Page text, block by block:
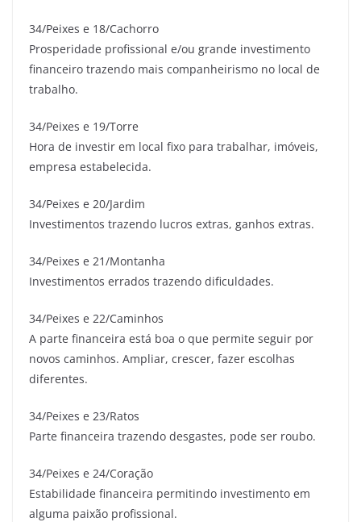
34/Peixes e 18/Cachorro
Prosperidade profissional e/ou grande investimento
financeiro trazendo mais companheirismo no local de
trabalho.
34/Peixes e 19/Torre
Hora de investir em local fixo para trabalhar, imóveis,
empresa estabelecida.
34/Peixes e 20/Jardim
Investimentos trazendo lucros extras, ganhos extras.
34/Peixes e 21/Montanha
Investimentos errados trazendo dificuldades.
34/Peixes e 22/Caminhos
A parte financeira está boa o que permite seguir por
novos caminhos. Ampliar, crescer, fazer escolhas
diferentes.
34/Peixes e 23/Ratos
Parte financeira trazendo desgastes, pode ser roubo.
34/Peixes e 24/Coração
Estabilidade financeira permitindo investimento em
alguma paixão profissional.